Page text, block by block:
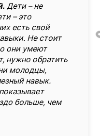
Дети – не
– это
есть свой
Не стоит
они умеют
нужно обратить
молодцы,
навык.
больше, чем